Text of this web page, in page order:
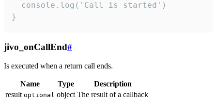
  console.log('Call is started')
}
jivo_onCallEnd#
Is executed when a return call ends.
Name Type
Description
result optional object The result of a callback